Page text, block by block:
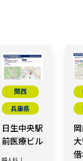
関西
兵庫県
日生中央駅
前医療ビル